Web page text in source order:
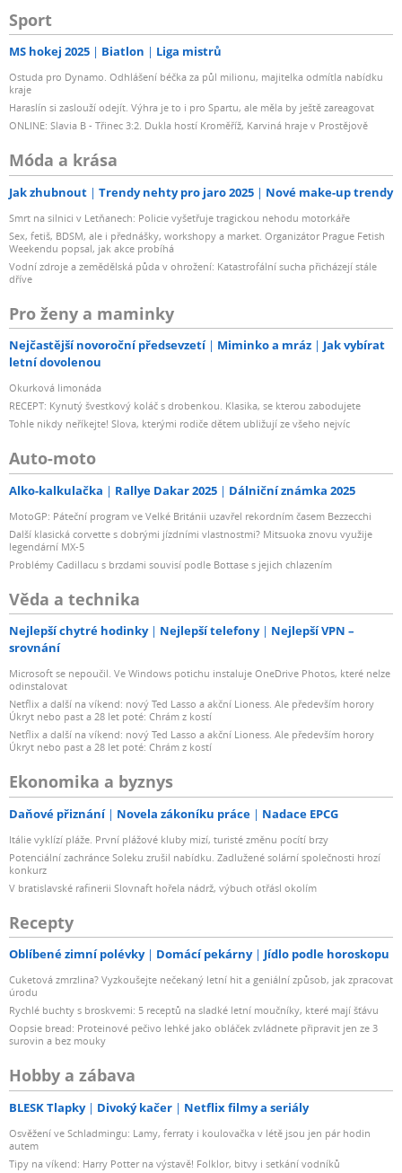
Sport
MS hokej 2025 Biatlon Liga mistrů
Ostuda pro Dynamo. Odhlášení béčka za půl milionu, majitelka odmítla nabídku
kraje
Haraslín si zaslouží odejít. Výhra je to i pro Spartu, ale měla by ještě zareagovat
ONLINE: Slavia B - Třinec 3:2. Dukla hostí Kroměříž, Karviná hraje v Prostějově
Móda a krása
Jak zhubnout Trendy nehty pro jaro 2025 Nové make-up trendy
Smrt na silnici v Letňanech: Policie vyšetřuje tragickou nehodu motorkáře
Sex, fetiš, BDSM, ale i přednášky, workshopy a market. Organizátor Prague Fetish
Weekendu popsal, jak akce probíhá
Vodní zdroje a zemědělská půda v ohrožení: Katastrofální sucha přicházejí stále
dříve
Pro ženy a maminky
Nejčastější novoroční předsevzetí Miminko a mráz
Jak vybírat
letní dovolenou
Okurková limonáda
RECEPT: Kynutý švestkový koláč s drobenkou. Klasika, se kterou zabodujete
Tohle nikdy neříkejte! Slova, kterými rodiče dětem ubližují ze všeho nejvíc
Auto-moto
Alko-kalkulačka Rallye Dakar 2025 Dálniční známka 2025
MotoGP: Páteční program ve Velké Británii uzavřel rekordním časem Bezzecchi
Další klasická corvette s dobrými jízdními vlastnostmi? Mitsuoka znovu využije
legendární MX-5
Problémy Cadillacu s brzdami souvisí podle Bottase s jejich chlazením
Věda a technika
Nejlepší chytré hodinky Nejlepší telefony
Nejlepší VPN –
srovnání
Microsoft se nepoučil. Ve Windows potichu instaluje OneDrive Photos, které nelze
odinstalovat
Netflix a další na víkend: nový Ted Lasso a akční Lioness. Ale především horory
Úkryt nebo past a 28 let poté: Chrám z kostí
Netflix a další na víkend: nový Ted Lasso a akční Lioness. Ale především horory
Úkryt nebo past a 28 let poté: Chrám z kostí
Ekonomika a byznys
Daňové přiznání Novela zákoníku práce Nadace EPCG
Itálie vyklízí pláže. První plážové kluby mizí, turisté změnu pocítí brzy
Potenciální zachránce Soleku zrušil nabídku. Zadlužené solární společnosti hrozí
konkurz
V bratislavské rafinerii Slovnaft hořela nádrž, výbuch otřásl okolím
Recepty
Oblíbené zimní polévky Domácí pekárny Jídlo podle horoskopu
Cuketová zmrzlina? Vyzkoušejte nečekaný letní hit a geniální způsob, jak zpracovat
úrodu
Rychlé buchty s broskvemi: 5 receptů na sladké letní moučníky, které mají šťávu
Oopsie bread: Proteinové pečivo lehké jako obláček zvládnete připravit jen ze 3
surovin a bez mouky
Hobby a zábava
BLESK Tlapky Divoký kačer Netflix filmy a seriály
Osvěžení ve Schladmingu: Lamy, ferraty i koulovačka v létě jsou jen pár hodin
autem
Tipy na víkend: Harry Potter na výstavě! Folklor, bitvy i setkání vodníků